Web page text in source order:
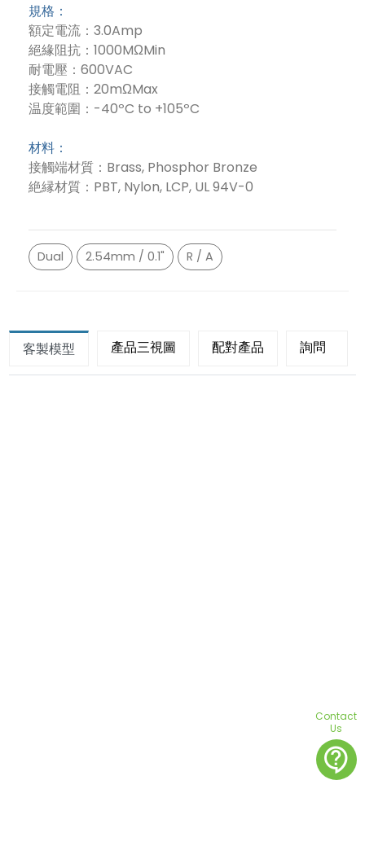
規格：
額定電流：3.0Amp
絕緣阻抗：1000MΩMin
耐電壓：600VAC
接觸電阻：20mΩMax
温度範圍：-40ºC to +105ºC
材料：
接觸端材質：Brass, Phosphor Bronze
絶縁材質：PBT, Nylon, LCP, UL 94V-0
Dual 2.54mm / 0.1" R / A
客製模型 產品三視圖 配對產品 詢問
Contact
Us
contact_support